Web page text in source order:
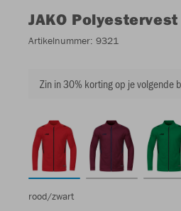
JAKO
Artikelnummer: 9321
Zin in 30% korting op je volgende
rood/zwart